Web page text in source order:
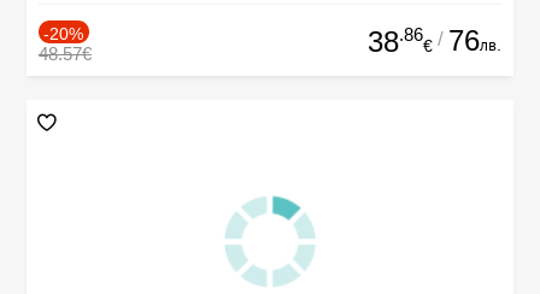
-20%
48.57€ 38.86
€ / 76лв.